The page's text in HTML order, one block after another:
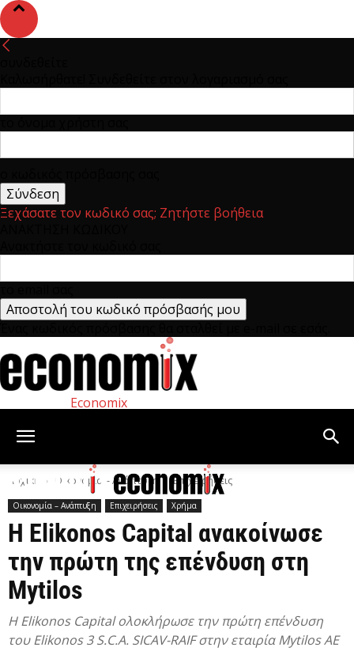
Ξεχάσατε τον κωδικό σας; Ζητήστε βοήθεια
Economix
Αρχική Οικονομία – Ανάπτυξη Επιχειρήσεις
Οικονομία – Ανάπτυξη Επιχειρήσεις Χρήμα
Η Elikonos Capital ανακοίνωσε
την πρώτη της επένδυση στη
Mytilos
Η Elikonos Capital ολοκλήρωσε την πρώτη επένδυση
του Elikonos 3 S.C.A. SICAV-RAIF στην εταιρία Mytilos ΑΕ